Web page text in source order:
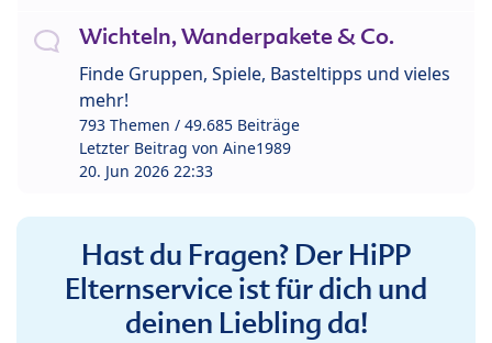
Wichteln, Wanderpakete & Co.
Finde Gruppen, Spiele, Basteltipps und vieles
mehr!
793 Themen / 49.685 Beiträge
Letzter Beitrag von Aine1989
20. Jun 2026 22:33
Hast du Fragen? Der HiPP
Elternservice ist für dich und
deinen Liebling da!